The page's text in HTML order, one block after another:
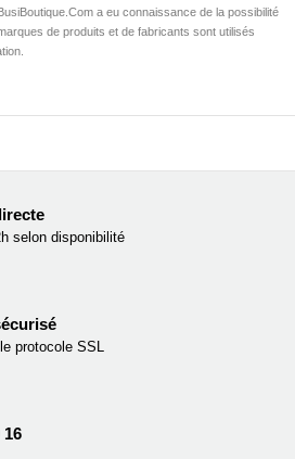
a eu connaissance de la possibilité
de produits et de fabricants sont utilisés
selon disponibilité
protocole SSL
16